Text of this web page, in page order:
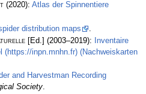
(2020): Atlas der Spinnentiere
distribution maps
[Ed.] (2003–2019):
Inventaire
(https://inpn.mnhn.fr) (Nachweiskarten
and Harvestman Recording
Society.